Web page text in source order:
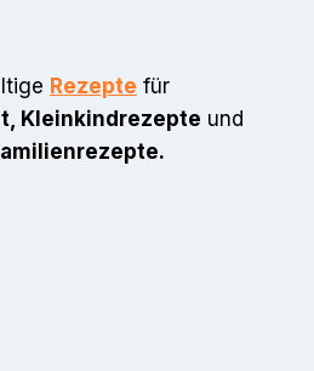
Rezepte für
Kleinkindrezepte und